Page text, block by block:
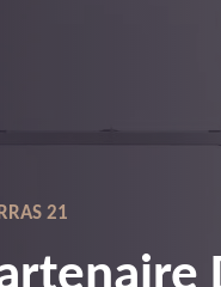
21